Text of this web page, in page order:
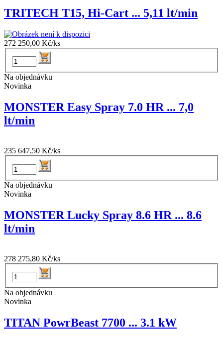
TRITECH T15, Hi-Cart ... 5,11 lt/min
272 250,00 Kč/ks
Na objednávku
Novinka
MONSTER Easy Spray 7.0 HR ... 7,0
lt/min
235 647,50 Kč/ks
Na objednávku
Novinka
MONSTER Lucky Spray 8.6 HR ... 8.6
lt/min
278 275,80 Kč/ks
Na objednávku
Novinka
TITAN PowrBeast 7700 ... 3.1 kW